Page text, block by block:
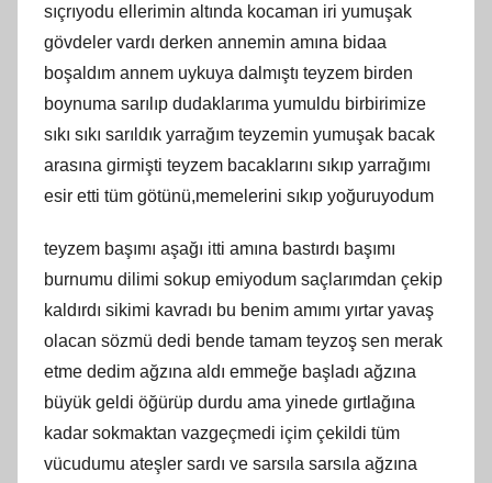
sıçrıyodu ellerimin altında kocaman iri yumuşak
gövdeler vardı derken annemin amına bidaa
boşaldım annem uykuya dalmıştı teyzem birden
boynuma sarılıp dudaklarıma yumuldu birbirimize
sıkı sıkı sarıldık yarrağım teyzemin yumuşak bacak
arasına girmişti teyzem bacaklarını sıkıp yarrağımı
esir etti tüm götünü,memelerini sıkıp yoğuruyodum
teyzem başımı aşağı itti amına bastırdı başımı
burnumu dilimi sokup emiyodum saçlarımdan çekip
kaldırdı sikimi kavradı bu benim amımı yırtar yavaş
olacan sözmü dedi bende tamam teyzoş sen merak
etme dedim ağzına aldı emmeğe başladı ağzına
büyük geldi öğürüp durdu ama yinede gırtlağına
kadar sokmaktan vazgeçmedi içim çekildi tüm
vücudumu ateşler sardı ve sarsıla sarsıla ağzına